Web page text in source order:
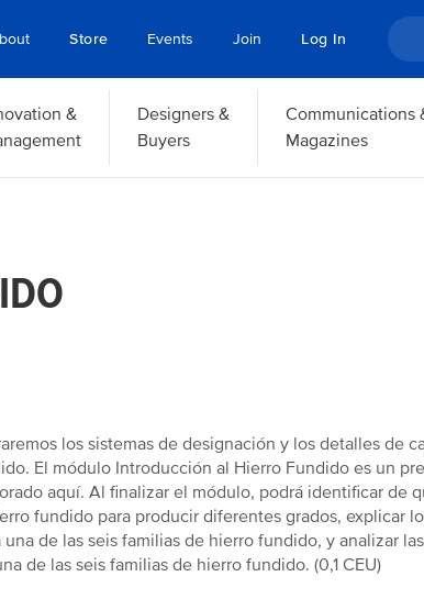
Store Events Join Log In
&
Designers &
Buyers
Communications
Magazines
los sistemas de designación y los detalles de
El módulo Introducción al Hierro Fundido es un
aquí. Al finalizar el módulo, podrá identificar de
fundido para producir diferentes grados, explicar
de las seis familias de hierro fundido, y analizar
de las seis familias de hierro fundido. (0,1 CEU)